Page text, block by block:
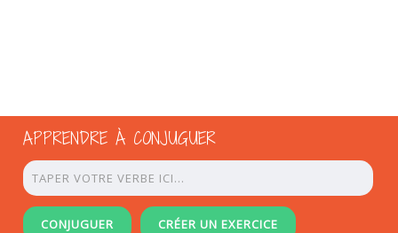
APPRENDRE À CONJUGUER
CONJUGUER CRÉER UN EXERCICE